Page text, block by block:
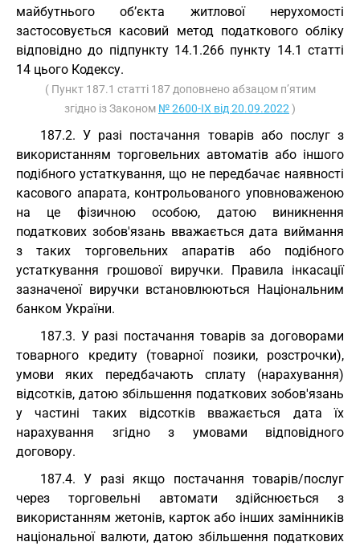
майбутнього об’єкта житлової нерухомості
застосовується касовий метод податкового обліку
відповідно до підпункту 14.1.266 пункту 14.1 статті
14 цього Кодексу.
( Пункт 187.1 статті 187 доповнено абзацом п’ятим
згідно із Законом № 2600-IX від 20.09.2022 )
187.2. У разі постачання товарів або послуг з
використанням торговельних автоматів або іншого
подібного устаткування, що не передбачає наявності
касового апарата, контрольованого уповноваженою
на це фізичною особою, датою виникнення
податкових зобов'язань вважається дата виймання
з таких торговельних апаратів або подібного
устаткування грошової виручки. Правила інкасації
зазначеної виручки встановлюються Національним
банком України.
187.3. У разі постачання товарів за договорами
товарного кредиту (товарної позики, розстрочки),
умови яких передбачають сплату (нарахування)
відсотків, датою збільшення податкових зобов'язань
у частині таких відсотків вважається дата їх
нарахування згідно з умовами відповідного
договору.
187.4. У разі якщо постачання товарів/послуг
через торговельні автомати здійснюється з
використанням жетонів, карток або інших замінників
національної валюти, датою збільшення податкових